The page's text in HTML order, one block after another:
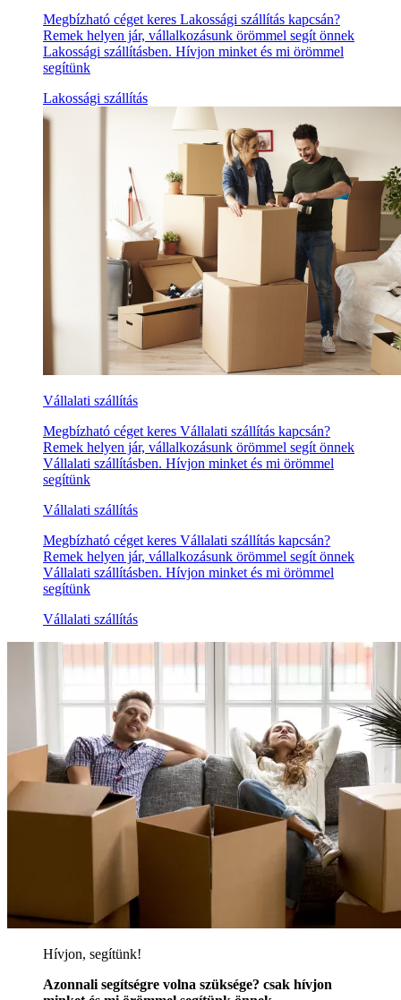
Megbízható céget keres Lakossági szállítás kapcsán?
Remek helyen jár, vállalkozásunk örömmel segít önnek
Lakossági szállításben. Hívjon minket és mi örömmel
segítünk
Lakossági szállítás
Vállalati szállítás
Megbízható céget keres Vállalati szállítás kapcsán?
Remek helyen jár, vállalkozásunk örömmel segít önnek
Vállalati szállításben. Hívjon minket és mi örömmel
segítünk
Vállalati szállítás
Megbízható céget keres Vállalati szállítás kapcsán?
Remek helyen jár, vállalkozásunk örömmel segít önnek
Vállalati szállításben. Hívjon minket és mi örömmel
segítünk
Vállalati szállítás
Hívjon, segítünk!
Azonnali segítségre volna szüksége? csak hívjon